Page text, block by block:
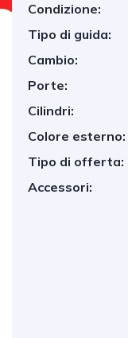
Condizione:
Tipo di guida:
Cambio:
Porte:
Cilindri:
Colore esterno:
Tipo di offerta:
Accessori: